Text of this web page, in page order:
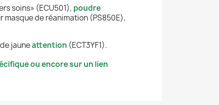
soins» (ECU501), poudre
masque de réanimation (PS850E),
jauneattention (ECT3YF1).
ou encore sur un lien